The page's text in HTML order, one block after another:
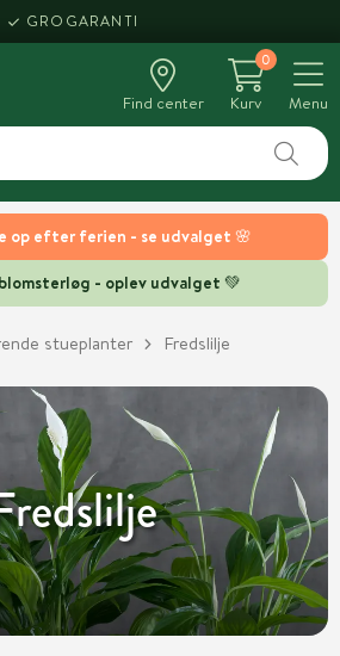
op efter ferien - se udvalget 🌸
- oplev udvalget 💚
GROGARANTI
Find center
0
Kurv
Menu
stueplanter Fredslilje